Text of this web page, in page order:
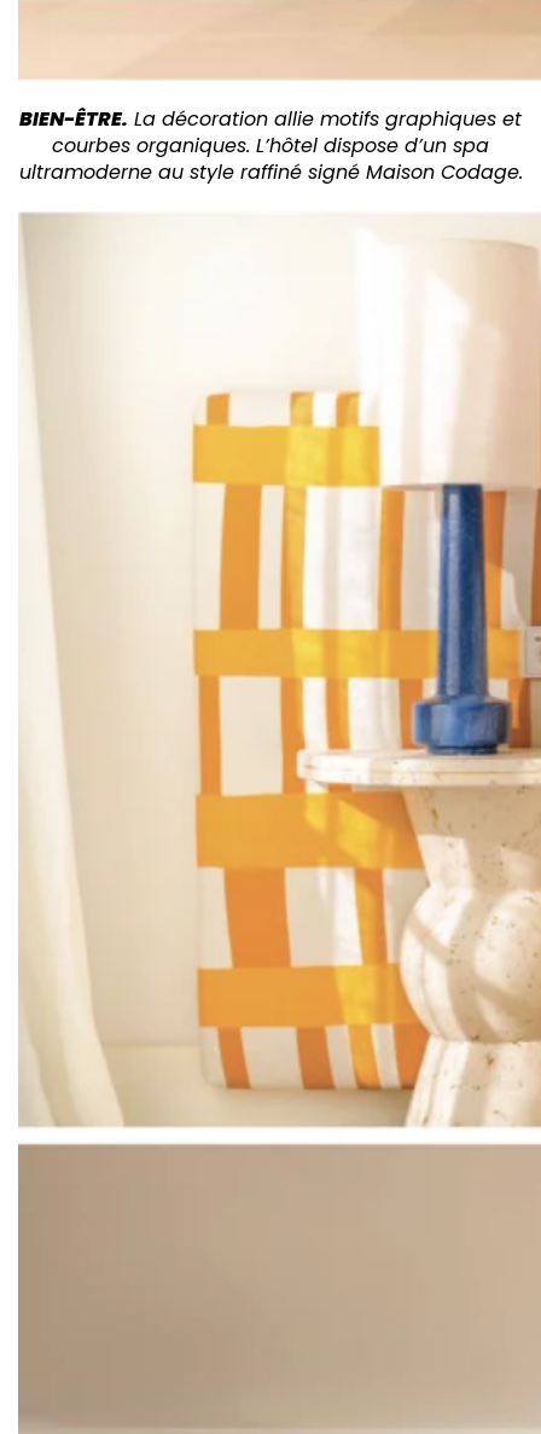
BIEN-ÊTRE. La décoration allie motifs graphiques et
courbes organiques. L’hôtel dispose d’un spa
ultramoderne au style raffiné signé Maison Codage.